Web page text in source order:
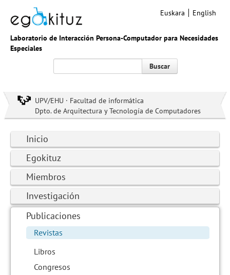
Laboratorio de Interacción Persona-Computador para Necesidades
Especiales
Euskara English
Buscar
UPV/EHU · Facultad de informática
Dpto. de Arquitectura y Tecnología de Computadores
Inicio
Egokituz
Miembros
Investigación
Publicaciones
Revistas
Libros
Congresos